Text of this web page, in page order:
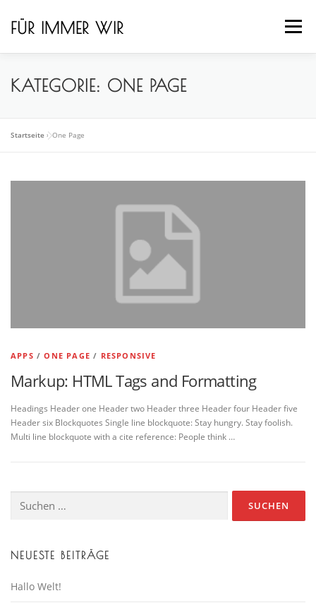
Inhalt
springen
FÜR IMMER WIR Menü
HOME GALERIE ÜBER UNS
TEAM KONTAKT
KATEGORIE: ONE PAGE
Startseite »One Page
APPS /ONE PAGE / RESPONSIVE
Markup: HTML Tags and Formatting
Headings Header one Header two Header three Header four Header five
Header six Blockquotes Single line blockquote: Stay hungry. Stay foolish.
Multi line blockquote with a cite reference: People think …
nach:
NEUESTE BEITRÄGE
Hallo Welt!